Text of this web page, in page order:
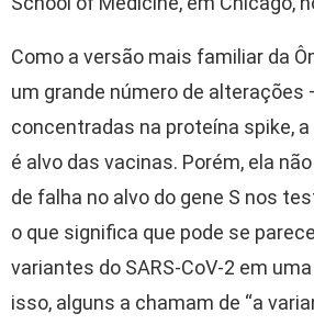
Como a versão mais familiar da
um grande número de alterações
concentradas na proteína spike,
é alvo das vacinas. Porém, ela
de falha no alvo do gene S nos
o que significa que pode se
variantes do SARS-CoV-2 em
isso, alguns a chamam de “a